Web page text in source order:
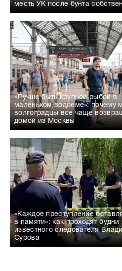
месть УК после бунта
«Лучше быть крупной рыбой в
маленьком водоеме»: почему
волгоградцы все чаще
домой из Москвы
«Каждое преступление
в памяти»: как проходят будни
известного следователя
Сурова